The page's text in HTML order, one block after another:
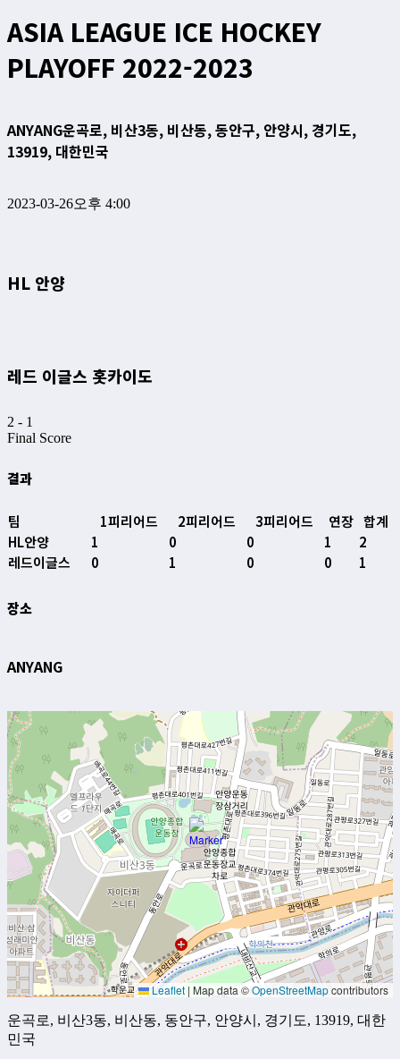
ASIA LEAGUE ICE HOCKEY
PLAYOFF 2022-2023
ANYANG운곡로, 비산3동, 비산동, 동안구, 안양시, 경기도,
13919, 대한민국
2023-03-26오후 4:00
HL 안양
레드 이글스 홋카이도
2 - 1
Final Score
결과
팀 1피리어드 2피리어드 3피리어드 연장 합계
HL안양
1 0 0 1
2
레드이글스
0 1 0 0 1
장소
ANYANG
Leaflet | Map data ©OpenStreetMapcontributors
운곡로, 비산3동, 비산동, 동안구, 안양시, 경기도, 13919, 대한
민국